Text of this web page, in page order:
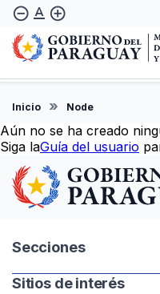
Skip
main
content
remove_circle_outline text_format add_circle_outline
Inicio Node
Aún no se ha creado
Siga laGuía del usuario
Secciones
Intranet
Sitios de interés